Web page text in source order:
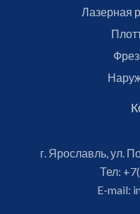
Лазерная
г. Ярославль, ул.
Тел:
E-mail: